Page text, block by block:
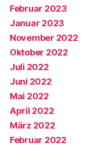
Februar 2023
Januar 2023
November 2022
Oktober 2022
Juli 2022
Juni 2022
Mai 2022
April 2022
März 2022
Februar 2022